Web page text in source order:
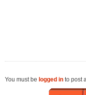
You must be logged in to post